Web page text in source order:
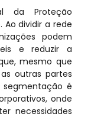
da Proteção
dividir a rede
podem
e reduzir a
mesmo que
outras partes
segmentação é
onde
necessidades